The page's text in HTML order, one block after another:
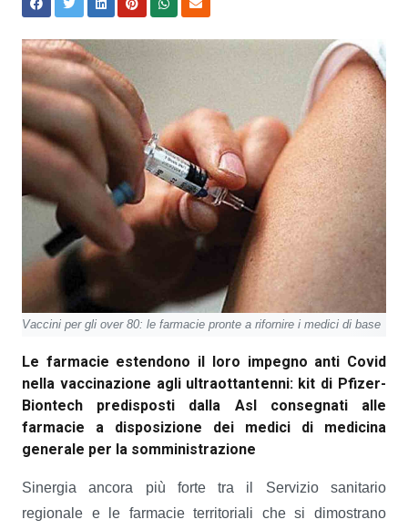
Vaccini per gli over 80: le farmacie pronte a rifornire i medici di base
Le farmacie estendono il loro impegno anti Covid
nella vaccinazione agli ultraottantenni: kit di Pfizer-
Biontech predisposti dalla Asl consegnati alle
farmacie a disposizione dei medici di medicina
generale per la somministrazione
Sinergia ancora più forte tra il Servizio sanitario
regionale e le farmacie territoriali che si dimostrano